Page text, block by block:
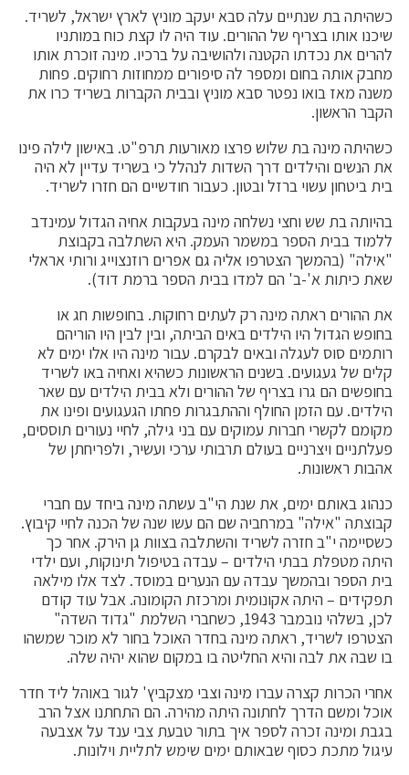
כשהיתה בת שנתיים עלה סבא יעקב מוניץ לארץ ישראל, לשריד.
שיכנו אותו בצריף של ההורים. עוד היה לו קצת כוח במותניו
להרים את נכדתו הקטנה ולהושיבה על ברכיו. מינה זוכרת אותו
מחבק אותה בחום ומספר לה סיפורים ממחוזות רחוקים. פחות
משנה מאז בואו נפטר סבא מוניץ ובבית הקברות בשריד כרו את
הקבר הראשון.
כשהיתה מינה בת שלוש פרצו מאורעות תרפ"ט. באישון לילה פינו
את הנשים והילדים דרך השדות לנהלל כי בשריד עדיין לא היה
בית ביטחון עשוי ברזל ובטון. כעבור חודשיים הם חזרו לשריד.
בהיותה בת שש וחצי נשלחה מינה בעקבות אחיה הגדול עמינדב
ללמוד בבית הספר במשמר העמק. היא השתלבה בקבוצת
"אילה" (בהמשך הצטרפו אליה גם אפרים רוזנצוייג ורותי אראלי
שאת כיתות א'-ב' הם למדו בבית הספר ברמת דוד).
את ההורים ראתה מינה רק לעתים רחוקות. בחופשות חג או
בחופש הגדול היו הילדים באים הביתה, ובין לבין היו הוריהם
רותמים סוס לעגלה ובאים לבקרם. עבור מינה היו אלו ימים לא
קלים של געגועים. בשנים הראשונות כשהיא ואחיה באו לשריד
בחופשים הם גרו בצריף של ההורים ולא בבית הילדים עם שאר
הילדים. עם הזמן החולף וההתבגרות פחתו הגעגועים ופינו את
מקומם לקשרי חברות עמוקים עם בני גילה, לחיי נעורים תוססים,
פעלתניים ויצרניים בעולם תרבותי ערכי ועשיר, ולפריחתן של
אהבות ראשונות.
כנהוג באותם ימים, את שנת הי"ב עשתה מינה ביחד עם חברי
קבוצתה "אילה" במרחביה שם הם עשו שנה של הכנה לחיי קיבוץ.
כשסיימה י"ב חזרה לשריד והשתלבה בצוות גן הירק. אחר כך
היתה מטפלת בבתי הילדים – עבדה בטיפול תינוקות, ועם ילדי
בית הספר ובהמשך עבדה עם הנערים במוסד. לצד אלו מילאה
תפקידים – היתה אקונומית ומרכזת הקומונה. אבל עוד קודם
לכן, בשלהי נובמבר 1943, כשחברי השלמת "גדוד השדה"
הצטרפו לשריד, ראתה מינה בחדר האוכל בחור לא מוכר שמשהו
בו שבה את לבה והיא החליטה בו במקום שהוא יהיה שלה.
אחרי הכרות קצרה עברו מינה וצבי מצקביץ' לגור באוהל ליד חדר
אוכל ומשם הדרך לחתונה היתה מהירה. הם התחתנו אצל הרב
בגבת ומינה זכרה לספר איך בתור טבעת צבי ענד על אצבעה
עיגול מתכת כסוף שבאותם ימים שימש לתליית וילונות.